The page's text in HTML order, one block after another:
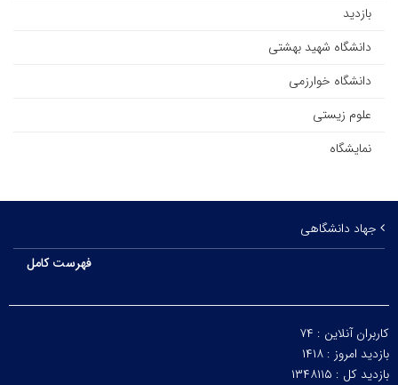
بازدید
دانشگاه شهید بهشتی
دانشگاه خوارزمی
علوم زیستی
نمایشگاه
جهاد دانشگاهی
فهرست کامل
کاربران آنلاین : ۷۴
بازدید امروز : ۱۴۱۸
بازدید کل : ۱۳۴۸۱۱۵